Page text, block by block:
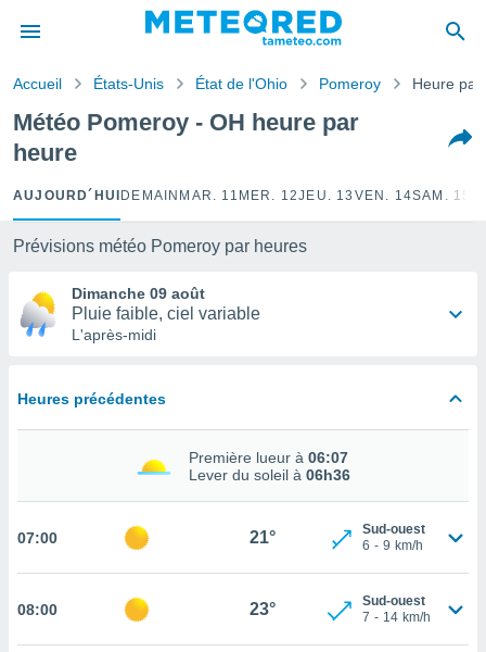
de
a
par
en
des
par le
CONTINUER
Accueil États-Unis État de l'Ohio Pomeroy Heure par
Météo Pomeroy - OH heure par
heure
AUJOURD´HUI DEMAIN MAR. 11 MER. 12JEU. 13 VEN. 14SAM. 15
Prévisions météo Pomeroy par heures
Dimanche 09 août
Pluie faible, ciel variable
L'après-midi
Heures précédentes
Première lueur à 06:07
Lever du soleil à 06h36
07:00 21°
Sud-ouest
6 - 9 km/h
08:00 23°
Sud-ouest
7 - 14 km/h